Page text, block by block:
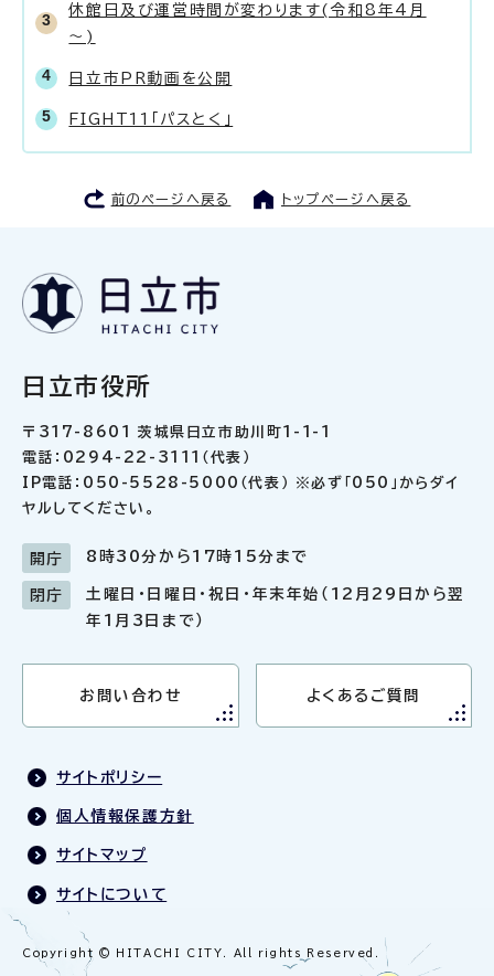
休館日及び運営時間が変わります(令和8年4月
～)
日立市PR動画を公開
FIGHT11「パスとく」
前のページへ戻る トップページへ戻る
日立市役所
〒317-8601 茨城県日立市助川町1-1-1
電話：0294-22-3111（代表）
IP電話：050-5528-5000（代表） ※必ず「050」からダイ
ヤルしてください。
開庁 8時30分から17時15分まで
閉庁
土曜日・日曜日・祝日・年末年始（12月29日から翌
年1月3日まで）
お問い合わせ よくあるご質問
サイトポリシー
個人情報保護方針
サイトマップ
サイトについて
Copyright © HITACHI CITY. All rights Reserved.